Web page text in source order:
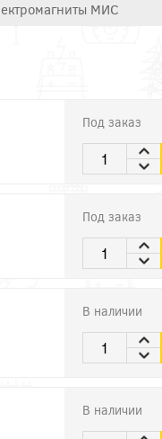
МИС
Под заказ
Под заказ
В наличии
В наличии